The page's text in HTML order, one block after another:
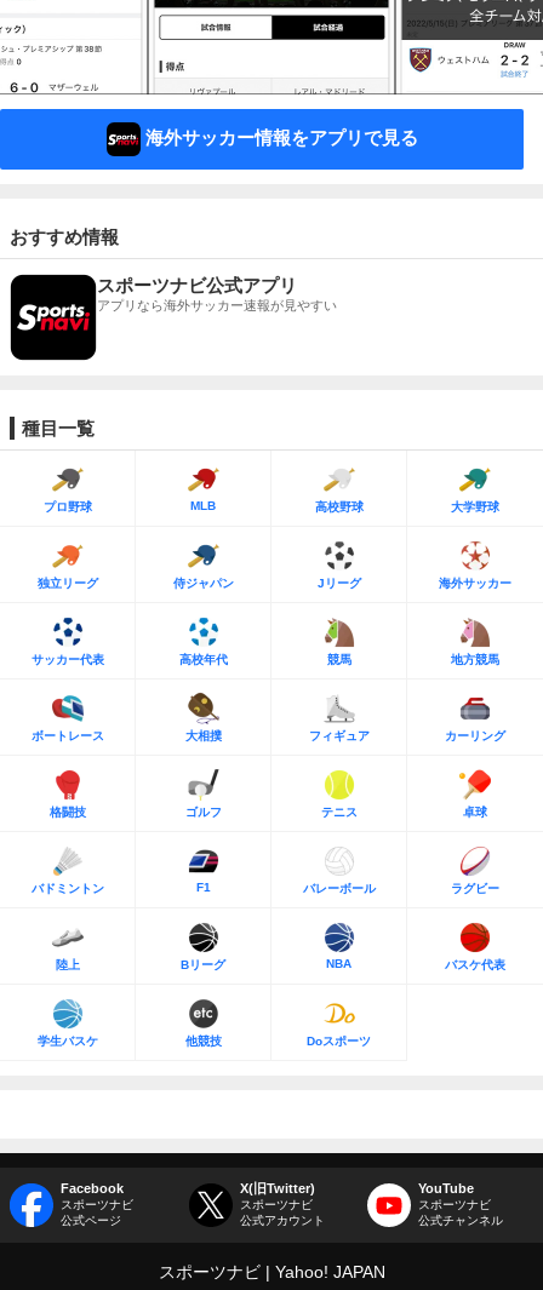
海外サッカー情報をアプリで見る
おすすめ情報
スポーツナビ公式アプリ
アプリなら海外サッカー速報が見やすい
種目一覧
プロ野球 MLB 高校野球 大学野球
独立リーグ 侍ジャパン Jリーグ 海外サッカー
サッカー代表 高校年代 競馬 地方競馬
ボートレース 大相撲 フィギュア カーリング
格闘技 ゴルフ テニス 卓球
バドミントン F1 バレーボール ラグビー
陸上 Bリーグ NBA バスケ代表
学生バスケ 他競技 Doスポーツ
Facebook
スポーツナビ
公式ページ
X(旧Twitter)
スポーツナビ
公式アカウント
YouTube
スポーツナビ
公式チャンネル
スポーツナビ Yahoo! JAPAN